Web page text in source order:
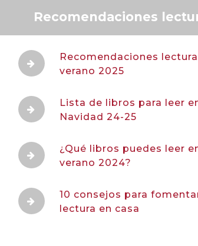
Recomendaciones
Recomendaciones lectura
verano 2025
Lista de libros para leer
Navidad 24-25
¿Qué libros puedes leer
verano 2024?
10 consejos para
lectura en casa